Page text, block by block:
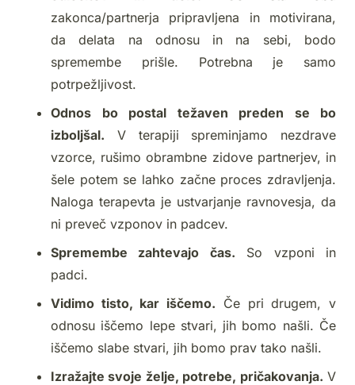
zakonca/partnerja pripravljena in motivirana,
da delata na odnosu in na sebi, bodo
spremembe prišle. Potrebna je samo
potrpežljivost.
Odnos bo postal težaven preden se bo
izboljšal. V terapiji spreminjamo nezdrave
vzorce, rušimo obrambne zidove partnerjev, in
šele potem se lahko začne proces zdravljenja.
Naloga terapevta je ustvarjanje ravnovesja, da
ni preveč vzponov in padcev.
Spremembe zahtevajo čas. So vzponi in
padci.
Vidimo tisto, kar iščemo. Če pri drugem, v
odnosu iščemo lepe stvari, jih bomo našli. Če
iščemo slabe stvari, jih bomo prav tako našli.
Izražajte svoje želje, potrebe, pričakovanja. V